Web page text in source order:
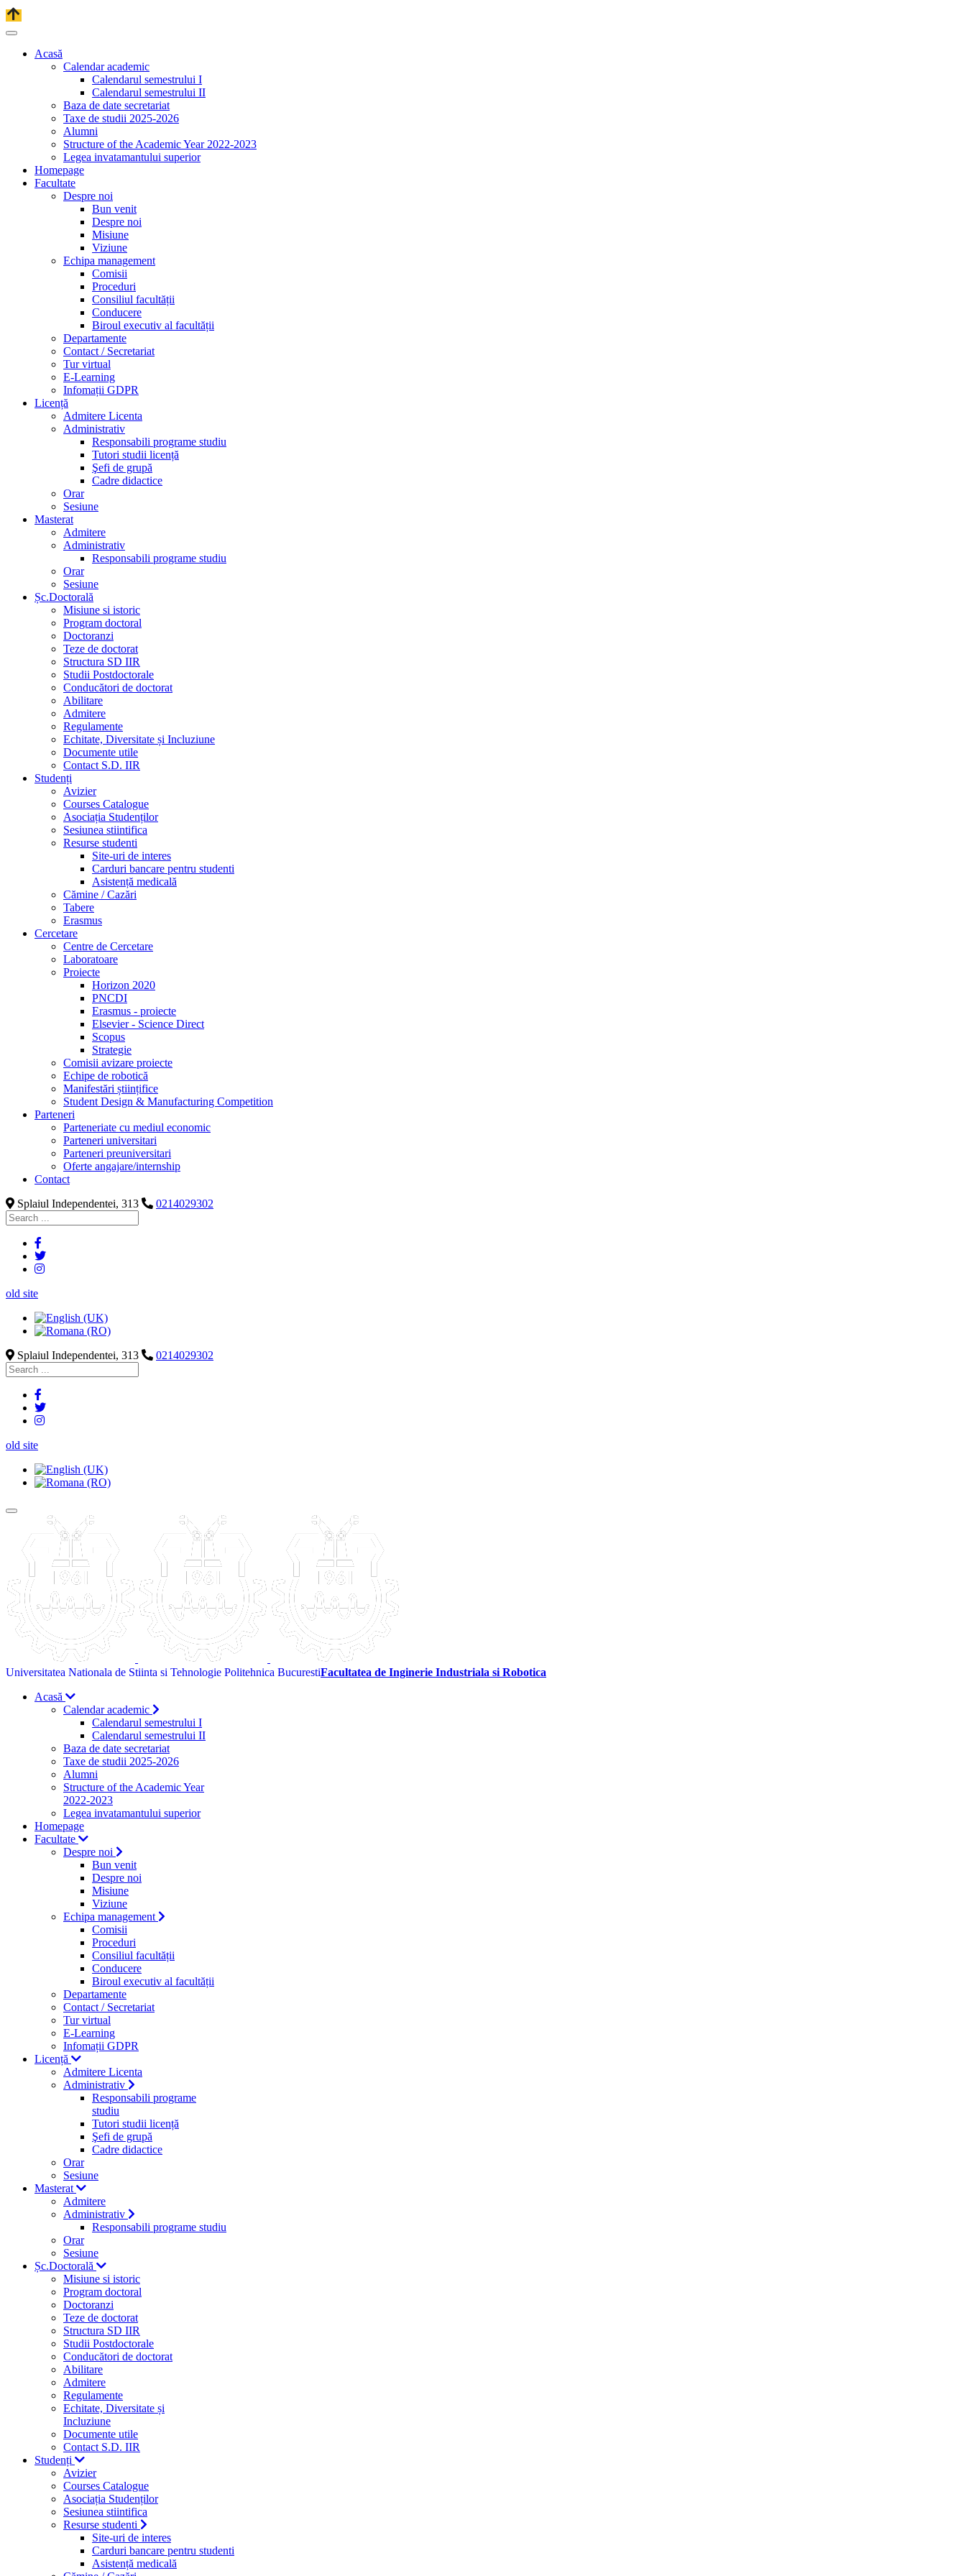
Acasă
Calendar academic
Calendarul semestrului I
Calendarul semestrului II
Baza de date secretariat
Taxe de studii 2025-2026
Alumni
Structure of the Academic Year 2022-2023
Legea invatamantului superior
Homepage
Facultate
Despre noi
Bun venit
Despre noi
Misiune
Viziune
Echipa management
Comisii
Proceduri
Consiliul facultății
Conducere
Biroul executiv al facultății
Departamente
Contact / Secretariat
Tur virtual
E-Learning
Infomații GDPR
Licență
Admitere Licenta
Administrativ
Responsabili programe studiu
Tutori studii licență
Şefi de grupă
Cadre didactice
Orar
Sesiune
Masterat
Admitere
Administrativ
Responsabili programe studiu
Orar
Sesiune
Șc.Doctorală
Misiune si istoric
Program doctoral
Doctoranzi
Teze de doctorat
Structura SD IIR
Studii Postdoctorale
Conducători de doctorat
Abilitare
Admitere
Regulamente
Echitate, Diversitate și Incluziune
Documente utile
Contact S.D. IIR
Studenți
Avizier
Courses Catalogue
Asociația Studenților
Sesiunea stiintifica
Resurse studenti
Site-uri de interes
Carduri bancare pentru studenti
Asistență medicală
Cămine / Cazări
Tabere
Erasmus
Cercetare
Centre de Cercetare
Laboratoare
Proiecte
Horizon 2020
PNCDI
Erasmus - proiecte
Elsevier - Science Direct
Scopus
Strategie
Comisii avizare proiecte
Echipe de robotică
Manifestări științifice
Student Design & Manufacturing Competition
Parteneri
Parteneriate cu mediul economic
Parteneri universitari
Parteneri preuniversitari
Oferte angajare/internship
Contact
Splaiul Independentei, 313
0214029302
old site
Splaiul Independentei, 313 0214029302
old site
Universitatea Nationala de Stiinta si Tehnologie Politehnica BucurestiFacultatea de Inginerie Industriala si Robotica
Acasă
Calendar academic
Calendarul semestrului I
Calendarul semestrului II
Baza de date secretariat
Taxe de studii 2025-2026
Alumni
Structure of the Academic Year
2022-2023
Legea invatamantului superior
Homepage
Facultate
Despre noi
Bun venit
Despre noi
Misiune
Viziune
Echipa management
Comisii
Proceduri
Consiliul facultății
Conducere
Biroul executiv al facultății
Departamente
Contact / Secretariat
Tur virtual
E-Learning
Infomații GDPR
Licență
Admitere Licenta
Administrativ
Responsabili programe
studiu
Tutori studii licență
Şefi de grupă
Cadre didactice
Orar
Sesiune
Masterat
Admitere
Administrativ
Responsabili programe studiu
Orar
Sesiune
Șc.Doctorală
Misiune si istoric
Program doctoral
Doctoranzi
Teze de doctorat
Structura SD IIR
Studii Postdoctorale
Conducători de doctorat
Abilitare
Admitere
Regulamente
Echitate, Diversitate și
Incluziune
Documente utile
Contact S.D. IIR
Studenți
Avizier
Courses Catalogue
Asociația Studenților
Sesiunea stiintifica
Resurse studenti
Site-uri de interes
Carduri bancare pentru studenti
Asistență medicală